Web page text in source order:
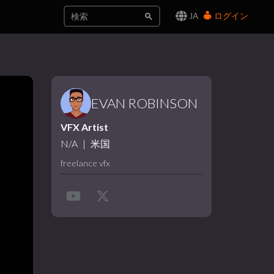
JA ログイン
EVAN ROBINSON
VFX Artist
N/A | 米国
freelance vfx